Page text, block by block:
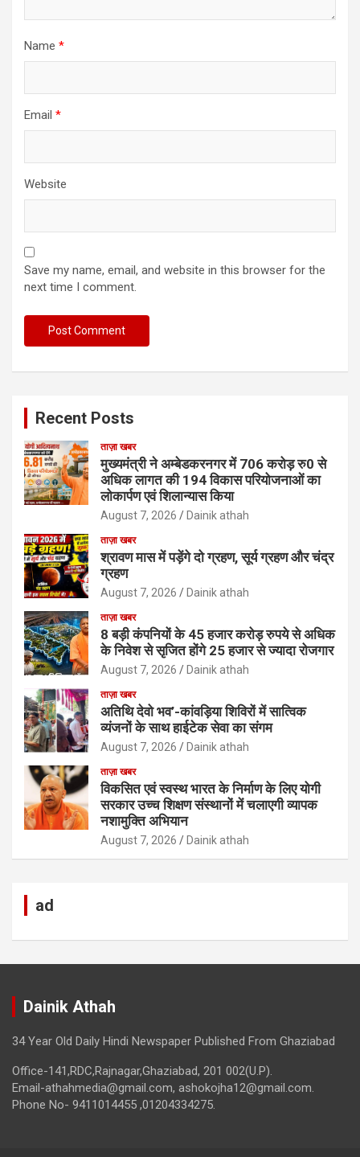
Name *
Email *
Website
Save my name, email, and website in this browser for the
next time I comment.
Recent Posts
ताज़ा खबर
मुख्यमंत्री ने अम्बेडकरनगर में 706 करोड़ रु0 से
अधिक लागत की 194 विकास परियोजनाओं का
लोकार्पण एवं शिलान्यास किया
August 7, 2026 Dainik athah
ताज़ा खबर
श्रावण मास में पड़ेंगे दो ग्रहण, सूर्य ग्रहण और चंद्र
ग्रहण
August 7, 2026 Dainik athah
ताज़ा खबर
8 बड़ी कंपनियों के 45 हजार करोड़ रुपये से अधिक
के निवेश से सृजित होंगे 25 हजार से ज्यादा रोजगार
August 7, 2026 Dainik athah
ताज़ा खबर
अतिथि देवो भव’-कांवड़िया शिविरों में सात्विक
व्यंजनों के साथ हाईटेक सेवा का संगम
August 7, 2026 Dainik athah
ताज़ा खबर
विकसित एवं स्वस्थ भारत के निर्माण के लिए योगी
सरकार उच्च शिक्षण संस्थानों में चलाएगी व्यापक
नशामुक्ति अभियान
August 7, 2026 Dainik athah
ad
Dainik Athah
34 Year Old Daily Hindi Newspaper Published From Ghaziabad
Office-141,RDC,Rajnagar,Ghaziabad, 201 002(U.P).
Email-athahmedia@gmail.com, ashokojha12@gmail.com.
Phone No- 9411014455 ,01204334275.